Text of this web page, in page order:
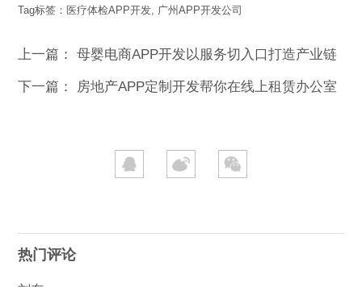
Tag标签： 医疗体检APP开发, 广州APP开发公司
上一篇：母婴电商APP开发以服务切入口打造产业链
下一篇： 房地产APP定制开发帮你在线上租赁办公室
热门评论